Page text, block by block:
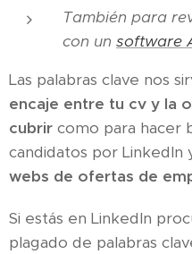
También para
con un software
Las palabras clave nos
encaje entre tu cv y la
cubrir como para hacer
candidatos por LinkedIn
webs de ofertas de
Si estás en LinkedIn
plagado de palabras